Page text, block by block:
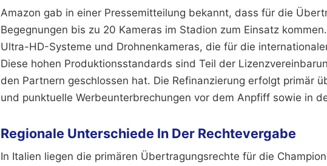
Amazon gab in einer Pressemitteilung bekannt, dass für die
Begegnungen bis zu 20 Kameras im Stadion zum Einsatz
Ultra-HD-Systeme und Drohnenkameras, die für die
Diese hohen Produktionsstandards sind Teil der
den Partnern geschlossen hat. Die Refinanzierung erfolgt primär
und punktuelle Werbeunterbrechungen vor dem Anpfiff sowie in
Regionale Unterschiede In Der Rechtevergabe
In Italien liegen die primären Übertragungsrechte für die